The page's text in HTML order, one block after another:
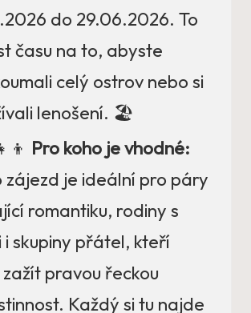
do 29.06.2026. To
času na to, abyste
celý ostrov nebo si
lenošení. 🏖️
Pro koho je vhodné:
zájezd je ideální pro páry
romantiku, rodiny s
i skupiny přátel, kteří
pravou řeckou
Každý si tu najde